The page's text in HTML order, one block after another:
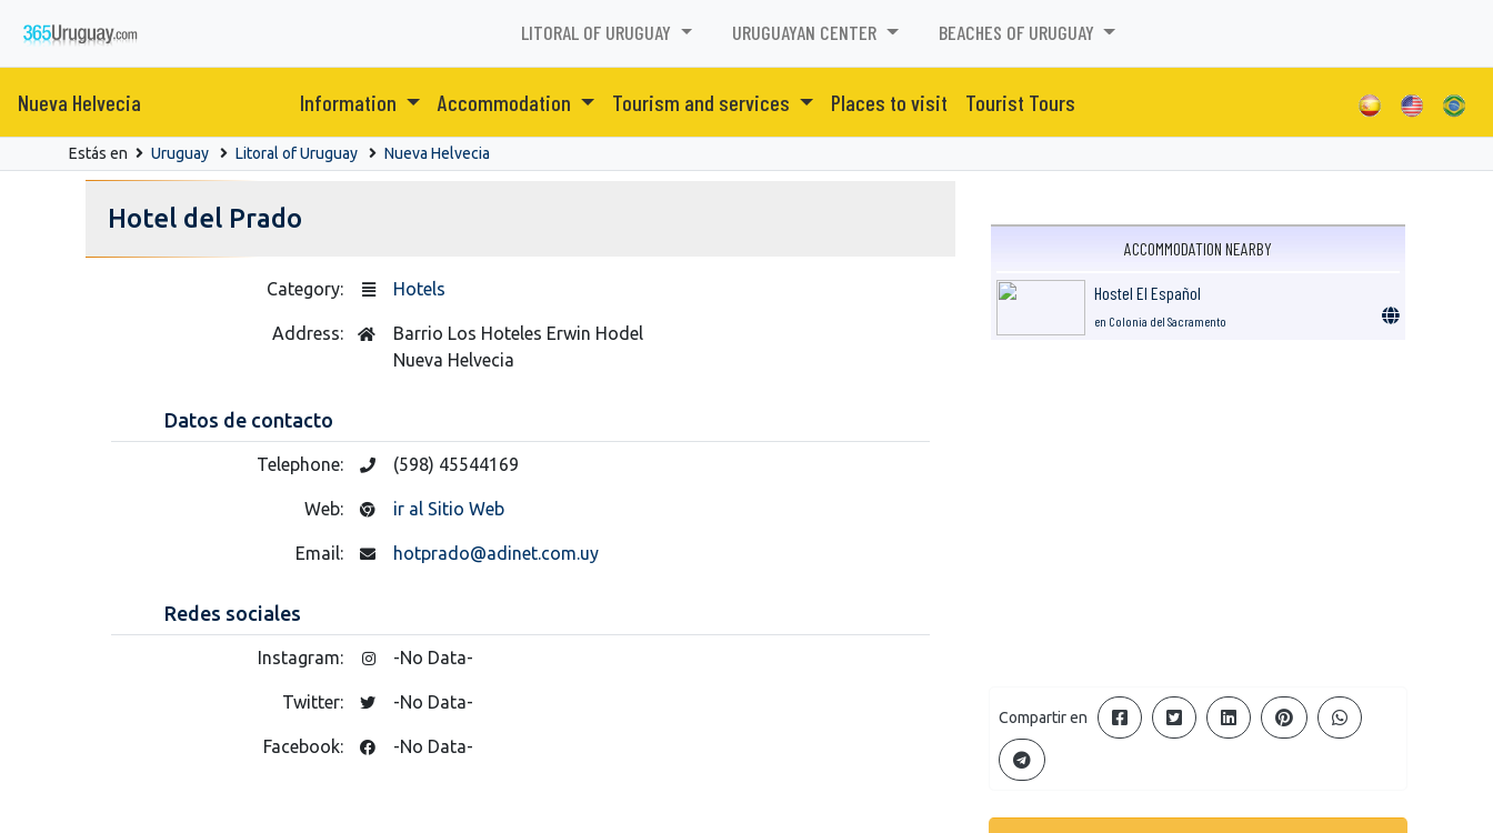
LITORAL OF URUGUAY URUGUAYAN CENTER BEACHES OF URUGUAY
Nueva Helvecia Information Accommodation Tourism and services Places to visit Tourist Tours
Estás en Uruguay Litoral of Uruguay Nueva Helvecia
Hotel del Prado
Category: Hotels
Address:
Barrio Los Hoteles Erwin Hodel
Nueva Helvecia
Datos de contacto
Telephone: (598) 45544169
Web: ir al Sitio Web
Email: hotprado@adinet.com.uy
Redes sociales
Instagram: -No Data-
Twitter: -No Data-
Facebook: -No Data-
ACCOMMODATION NEARBY
Hostel El Español
en Colonia del Sacramento
Compartir en